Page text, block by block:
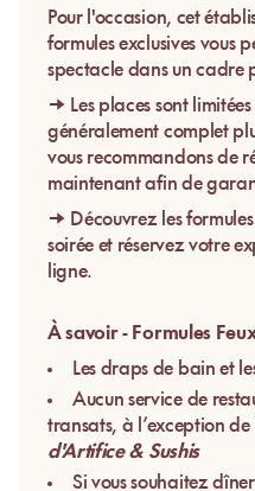
Pour l'occasion, cet
formules exclusives vous
spectacle dans un cadre
→ Les places sont
généralement complet
vous recommandons de
maintenant afin de
→ Découvrez les
soirée et réservez votre
ligne.
À savoir - Formules
Les draps de bain et
Aucun service de
transats, à l’exception de
d'Artifice & Sushis
Si vous souhaitez